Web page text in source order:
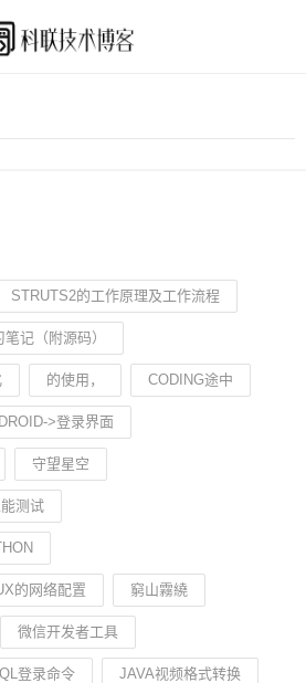
STRUTS2的工作原理及工作流程
记（附源码）
的使用， CODING途中
>登录界面
守望星空
测试
的网络配置 窮山霧繞
微信开发者工具
登录命令 JAVA视频格式转换